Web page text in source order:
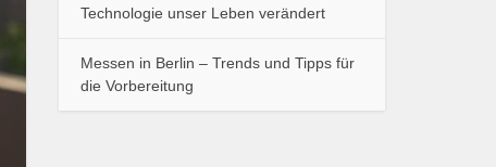
Technologie unser Leben verändert
Messen in Berlin – Trends und Tipps für
die Vorbereitung